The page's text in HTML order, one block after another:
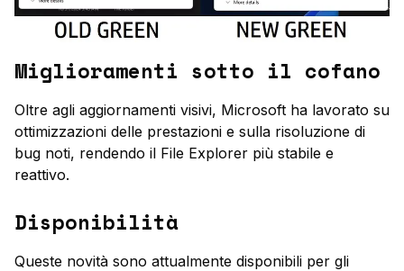
Miglioramenti sotto il cofano
Oltre agli aggiornamenti visivi, Microsoft ha lavorato su
ottimizzazioni delle prestazioni e sulla risoluzione di
bug noti, rendendo il File Explorer più stabile e
reattivo.
Disponibilità
Queste novità sono attualmente disponibili per gli